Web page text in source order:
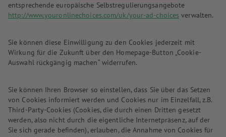
entsprechende europäische Selbstregulierungsangebote
http://www.youronlinechoices.com/uk/your-ad-choices verwalten.
Sie können diese Einwilligung zu den Cookies jederzeit mit
Wirkung für die Zukunft über den Homepage-Button „Cookie-
Auswahl rückgängig machen“ widerrufen.
Sie können Ihren Browser so einstellen, dass Sie über das Setzen
von Cookies informiert werden und Cookies nur im Einzelfall, z.B.
Third-Party-Cookies (Cookies, die durch einen Dritten gesetzt
werden, also nicht durch die eigentliche Internetpräsenz, auf der
Sie sich gerade befinden), erlauben, die Annahme von Cookies für